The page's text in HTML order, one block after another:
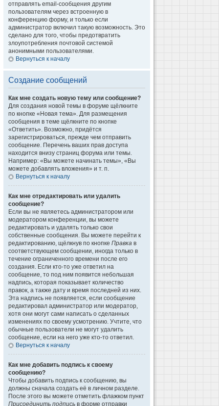
отправлять email-сообщения другим
пользователям через встроенную в
конференцию форму, и только если
администратор включил такую возможность. Это
сделано для того, чтобы предотвратить
злоупотребления почтовой системой
анонимными пользователями.
Вернуться к началу
Создание сообщений
Как мне создать новую тему или сообщение?
Для создания новой темы в форуме щёлкните
по кнопке «Новая тема». Для размещения
сообщения в теме щёлкните по кнопке
«Ответить». Возможно, придётся
зарегистрироваться, прежде чем отправить
сообщение. Перечень ваших прав доступа
находится внизу страниц форума или темы.
Например: «Вы можете начинать темы», «Вы
можете добавлять вложения» и т. п.
Вернуться к началу
Как мне отредактировать или удалить
сообщение?
Если вы не являетесь администратором или
модератором конференции, вы можете
редактировать и удалять только свои
собственные сообщения. Вы можете перейти к
редактированию, щёлкнув по кнопке Правка в
соответствующем сообщении, иногда только в
течение ограниченного времени после его
создания. Если кто-то уже ответил на
сообщение, то под ним появится небольшая
надпись, которая показывает количество
правок, а также дату и время последней из них.
Эта надпись не появляется, если сообщение
редактировал администратор или модератор,
хотя они могут сами написать о сделанных
изменениях по своему усмотрению. Учтите, что
обычные пользователи не могут удалить
сообщение, если на него уже кто-то ответил.
Вернуться к началу
Как мне добавить подпись к своему
сообщению?
Чтобы добавить подпись к сообщению, вы
должны сначала создать её в личном разделе.
После этого вы можете отметить флажком пункт
Присоединить подпись в форме отправки